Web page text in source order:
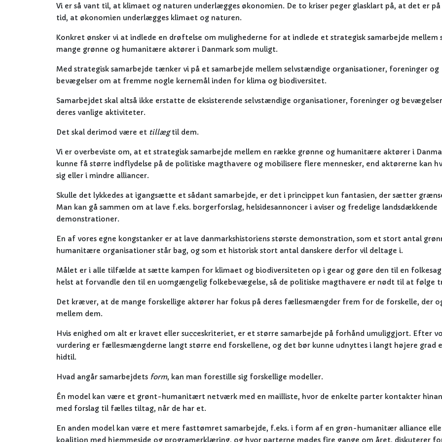
Vi er så vant til, at klimaet og naturen underlægges økonomien. De to kriser peger glasklart på, at det er
tid, at økonomien underlægges klimaet og naturen.
Konkret ønsker vi at indlede en drøftelse om mulighederne for at indlede et strategisk samarbejde mellem
mange grønne og humanitære aktører i Danmark som muligt.
Med strategisk samarbejde tænker vi på et samarbejde mellem selvstændige organisationer, foreninger og
bevægelser om at fremme nogle kernemål inden for klima og biodiversitet.
Samarbejdet skal altså ikke erstatte de eksisterende selvstændige organisationer, foreninger og
deres vanlige aktiviteter.
Det skal derimod være et tillægtil dem.
Vi er overbeviste om, at et strategisk samarbejde mellem en række grønne og humanitære aktører i
kunne få større indflydelse på de politiske magthavere og mobilisere flere mennesker, end aktørerne kan
sig eller i mindre alliancer.
Skulle det lykkedes at igangsætte et sådant samarbejde, er det i princippet kun fantasien, der sætter
Man kan gå sammen om at lave f.eks. borgerforslag, helsidesannoncer i aviser og fredelige landsdækkende
demonstrationer.
En af vores egne kongstanker er at lave danmarkshistoriens største demonstration, som et stort antal
humanitære organisationer står bag, og som et historisk stort antal danskere derfor vil deltage i.
Målet er i alle tilfælde at sætte kampen for klimaet og biodiversiteten op i gear og gøre den til en
helst at forvandle den til en uomgængelig folkebevægelse, så de politiske magthavere er nødt til at følge
Det kræver, at de mange forskellige aktører har fokus på deres fællesmængder frem for de forskelle, der
mellem dem.
Hvis enighed om alt er kravet eller succeskriteriet, er et større samarbejde på forhånd umuliggjort. Efter
vurdering er fællesmængderne langt større end forskellene, og det bør kunne udnyttes i langt højere grad
hidtil.
Hvad angår samarbejdets form, kan man forestille sig forskellige modeller.
Én model kan være et grønt-humanitært netværk med en mailliste, hvor de enkelte parter kontakter
med forslag til fælles tiltag, når de har et.
En anden model kan være et mere fasttømret samarbejde, f.eks. i form af en grøn-humanitær alliance
koalition med hjemmeside og programerklæring, og hvor parterne mødes fire gange om året, diskuterer